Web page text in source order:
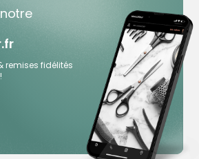
remises fidélités